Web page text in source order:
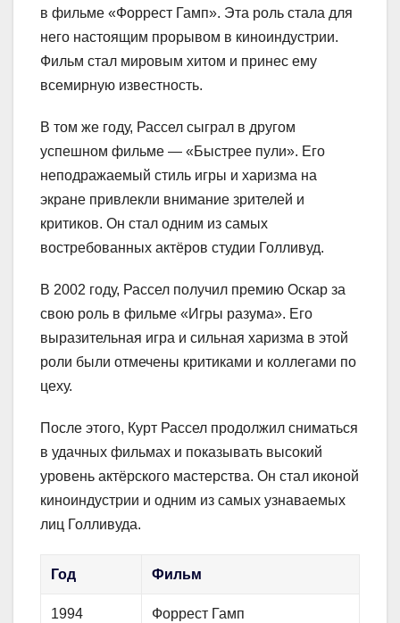
в фильме «Форрест Гамп». Эта роль стала для
него настоящим прорывом в киноиндустрии.
Фильм стал мировым хитом и принес ему
всемирную известность.
В том же году, Рассел сыграл в другом
успешном фильме — «Быстрее пули». Его
неподражаемый стиль игры и харизма на
экране привлекли внимание зрителей и
критиков. Он стал одним из самых
востребованных актёров студии Голливуд.
В 2002 году, Рассел получил премию Оскар за
свою роль в фильме «Игры разума». Его
выразительная игра и сильная харизма в этой
роли были отмечены критиками и коллегами по
цеху.
После этого, Курт Рассел продолжил сниматься
в удачных фильмах и показывать высокий
уровень актёрского мастерства. Он стал иконой
киноиндустрии и одним из самых узнаваемых
лиц Голливуда.
Год Фильм
1994 Форрест Гамп